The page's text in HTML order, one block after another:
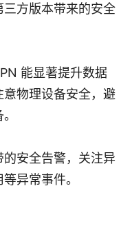
方版本带来的安全
能显著提升数据
物理设备安全，避
安全告警，关注异
异常事件。